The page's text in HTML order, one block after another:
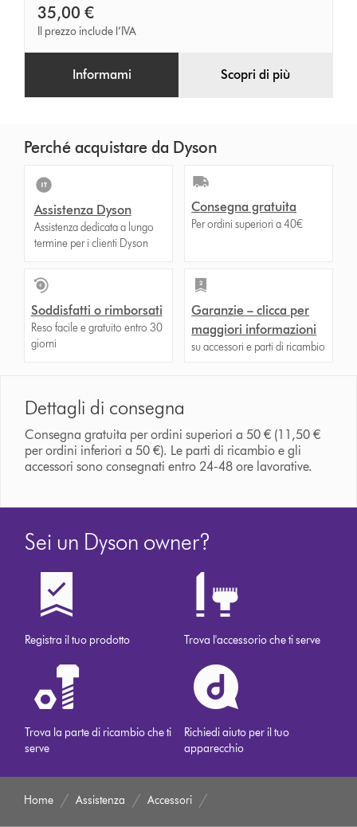
carbonio
35,00 €
Il prezzo include l’IVA
Informami Scopri di più
Perché acquistare da Dyson
Assistenza Dyson
Assistenza dedicata a lungo
termine per i clienti Dyson
Consegna gratuita
Per ordini superiori a 40€
Soddisfatti o rimborsati
Reso facile e gratuito entro 30
giorni
Garanzie – clicca per
maggiori informazioni
su accessori e parti di ricambio
Dettagli di consegna
Consegna gratuita per ordini superiori a 50 € (11,50 €
per ordini inferiori a 50 €). Le parti di ricambio e gli
accessori sono consegnati entro 24-48 ore lavorative.
Sei un Dyson owner?
Registra il tuo prodotto Trova l'accessorio che ti serve
Trova la parte di ricambio che ti
serve
Richiedi aiuto per il tuo
apparecchio
Home Assistenza Accessori